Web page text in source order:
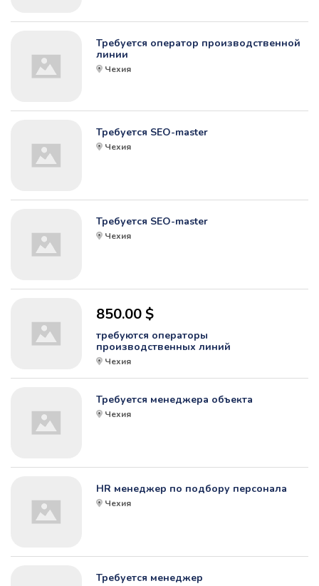
Требуется оператор производственной
линии
Чехия
Требуется SEO-master
Чехия
Требуется SEO-master
Чехия
850.00 $
требуются операторы
производственных линий
Чехия
Требуется менеджера объекта
Чехия
HR менеджер по подбору персонала
Чехия
Требуется менеджер